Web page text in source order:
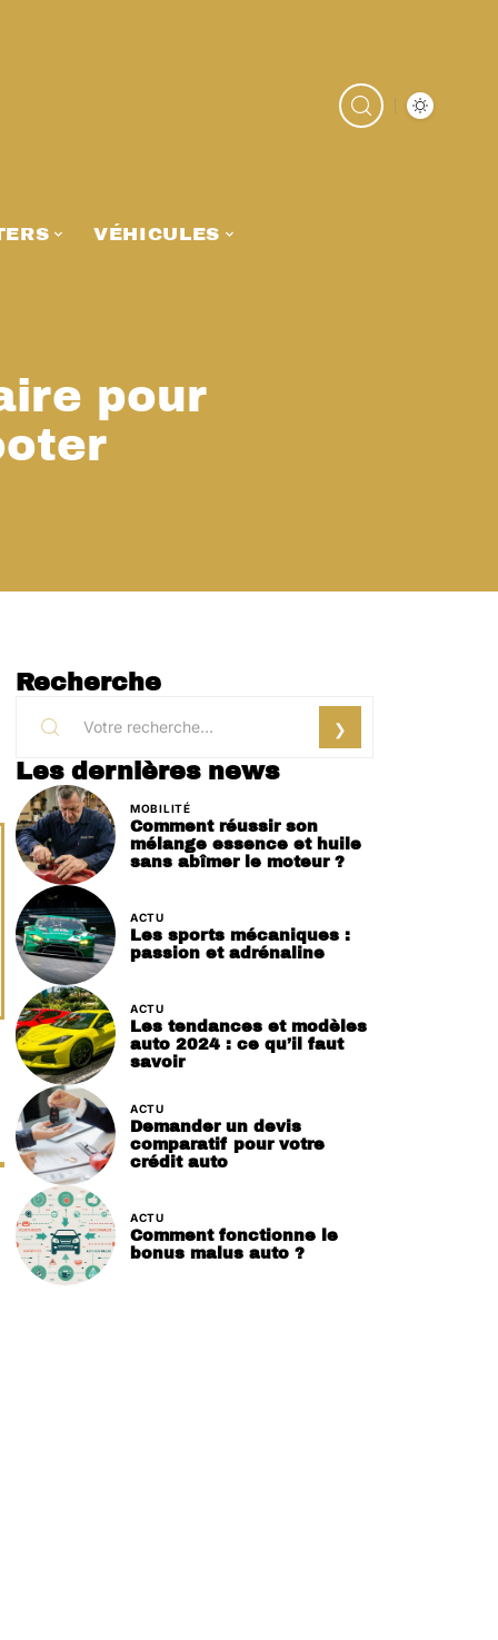
VÉHICULES
pour
Recherche
Les dernières news
MOBILITÉ
Comment réussir son
mélange essence et huile
sans abîmer le moteur ?
ACTU
Les sports mécaniques :
passion et adrénaline
ACTU
Les tendances et modèles
auto 2024 : ce qu’il faut
savoir
ACTU
Demander un devis
comparatif pour votre
crédit auto
ACTU
Comment fonctionne le
bonus malus auto ?